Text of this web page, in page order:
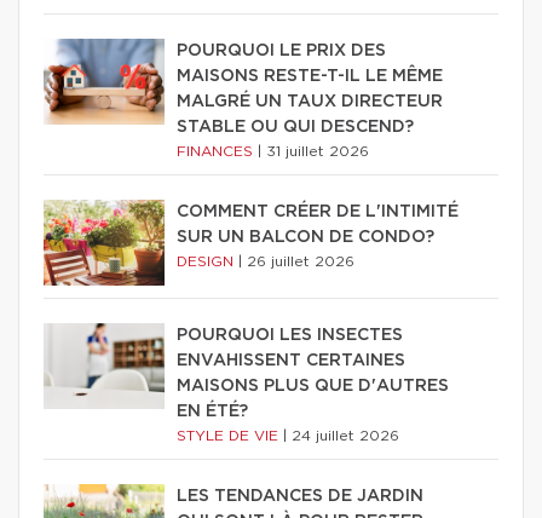
POURQUOI LE PRIX DES
MAISONS RESTE-T-IL LE MÊME
MALGRÉ UN TAUX DIRECTEUR
STABLE OU QUI DESCEND?
FINANCES 31 juillet 2026
COMMENT CRÉER DE L'INTIMITÉ
SUR UN BALCON DE CONDO?
DESIGN 26 juillet 2026
POURQUOI LES INSECTES
ENVAHISSENT CERTAINES
MAISONS PLUS QUE D'AUTRES
EN ÉTÉ?
STYLE DE VIE 24 juillet 2026
LES TENDANCES DE JARDIN